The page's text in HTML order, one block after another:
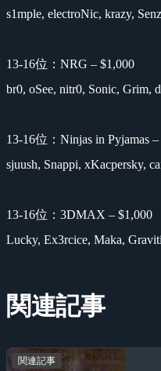
s1mple, electroNic, krazy,
13-16位：NRG – $1,000
br0, oSee, nitr0, Sonic, Grim,
13-16位：Ninjas in Pyjamas
sjuush, Snappi, xKacpersky,
13-16位：3DMAX – $1,000
Lucky, Ex3rcice, Maka,
関連記事
関連記事